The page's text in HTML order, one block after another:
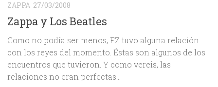
ZAPPA 27/03/2008
Zappa y Los Beatles
Como no podía ser menos, FZ tuvo alguna relación
con los reyes del momento. Éstas son algunos de los
encuentros que tuvieron. Y como vereis, las
relaciones no eran perfectas…